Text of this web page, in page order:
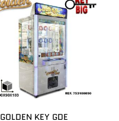
GOLDEN KEY GDE